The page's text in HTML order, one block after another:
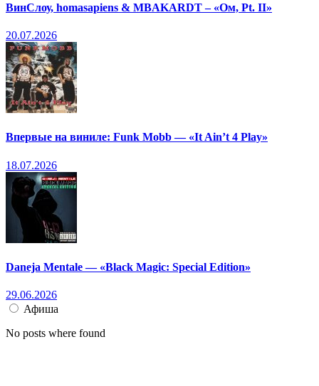
ВинСлоу, homasapiens & MBAKARDT – «Ом, Pt. II»
20.07.2026
Впервые на виниле: Funk Mobb — «It Ain’t 4 Play»
18.07.2026
Daneja Mentale — «Black Magic: Special Edition»
29.06.2026
Афиша
No posts where found